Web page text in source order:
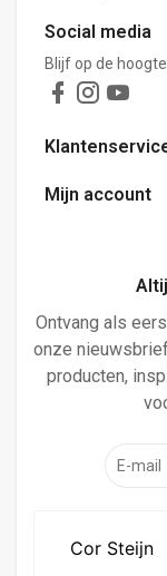
Social media
Blijf op de
Mijn account
Ontvang als
onze
producten,